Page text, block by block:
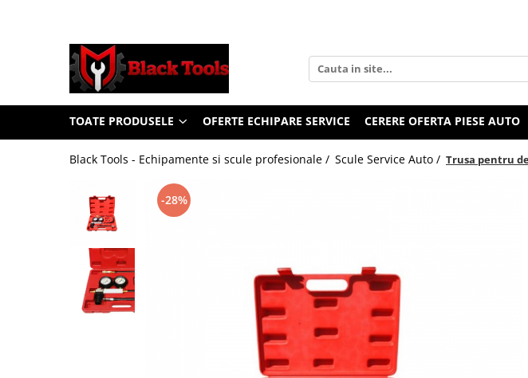
Toate Produsele
Scule Service Auto
Chei Si Truse De Chei
Chei Combinate Cu Clichet
Clesti Si Seturi De Clesti
Clesti pentru sertizat
Clesti pentru sigurante
Clesti reglabili pentru tevi
TOATE PRODUSELE OFERTE ECHIPARE SERVICE CERERE OFERTA PIESE AUTO
Black Tools - Echipamente si scule profesionale / Scule Service Auto / Trusa pentru
-28%